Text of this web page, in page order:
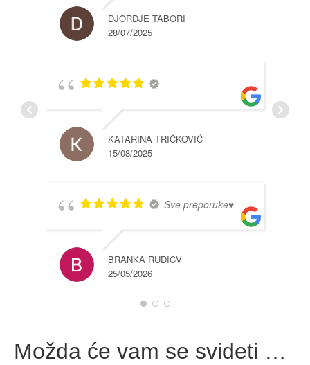
DJORDJE TABORI
28/07/2025
KATARINA TRIČKOVIĆ
15/08/2025
Sve preporuke♥️
BRANKA RUDICV
25/05/2026
Možda će vam se svideti …